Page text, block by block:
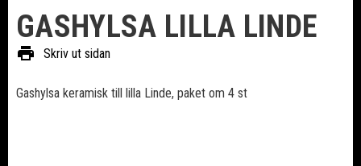
GASHYLSA LILLA LINDE
print Skriv ut sidan
Gashylsa keramisk till lilla Linde, paket om 4 st